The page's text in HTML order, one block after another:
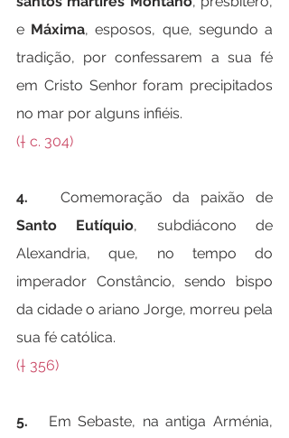
e Máxima, esposos, que, segundo a
tradição, por confessarem a sua fé
em Cristo Senhor foram precipitados
no mar por alguns infiéis.
(† c. 304)
4.
Santo Eutíquio, subdiácono de
Alexandria, que, no tempo do
imperador Constâncio, sendo bispo
da cidade o ariano Jorge, morreu pela
sua fé católica.
(† 356)
5. Em Sebaste, na antiga Arménia,